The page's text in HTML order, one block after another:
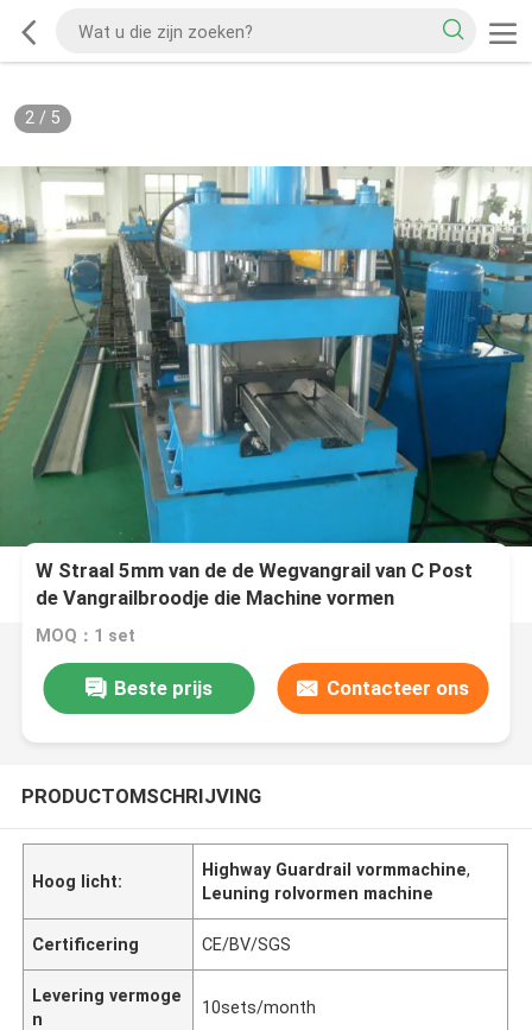
2/ 5
W Straal 5mm van de de Wegvangrail van C Post
de Vangrailbroodje die Machine vormen
MOQ：1 set
Beste prijs Contacteer ons
PRODUCTOMSCHRIJVING
Hoog licht:
Highway Guardrail vormmachine,
Leuning rolvormen machine
Certificering CE/BV/SGS
Levering vermoge
n
10sets/month